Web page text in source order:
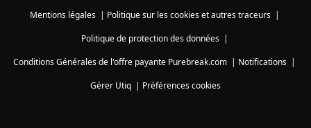
Mentions légales| Politique sur les cookies et autres traceurs|
Politique de protection des données|
Conditions Générales de l'offre payante Purebreak.com | Notifications |
Gérer Utiq | Préférences cookies